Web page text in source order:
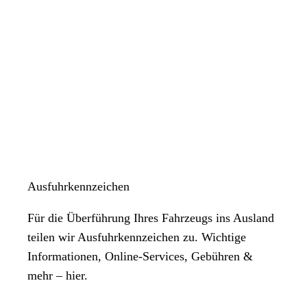
Ausfuhrkennzeichen
Für die Überführung Ihres Fahrzeugs ins Ausland
teilen wir Ausfuhrkennzeichen zu. Wichtige
Informationen, Online-Services, Gebühren &
mehr – hier.